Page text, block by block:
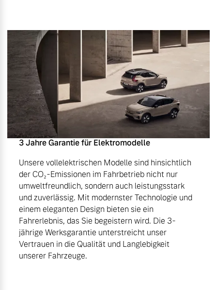
3 Jahre Garantie für Elektromodelle
Unsere vollelektrischen Modelle sind hinsichtlich
der CO₂-Emissionen im Fahrbetrieb nicht nur
umweltfreundlich, sondern auch leistungsstark
und zuverlässig. Mit modernster Technologie und
einem eleganten Design bieten sie ein
Fahrerlebnis, das Sie begeistern wird. Die 3-
jährige Werksgarantie unterstreicht unser
Vertrauen in die Qualität und Langlebigkeit
unserer Fahrzeuge.